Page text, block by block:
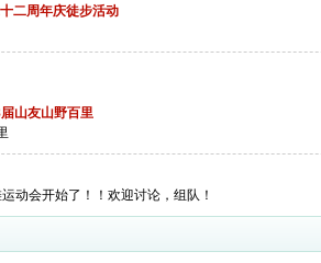
二周年庆徒步活动
山友山野百里
动会开始了！！欢迎讨论，组队！